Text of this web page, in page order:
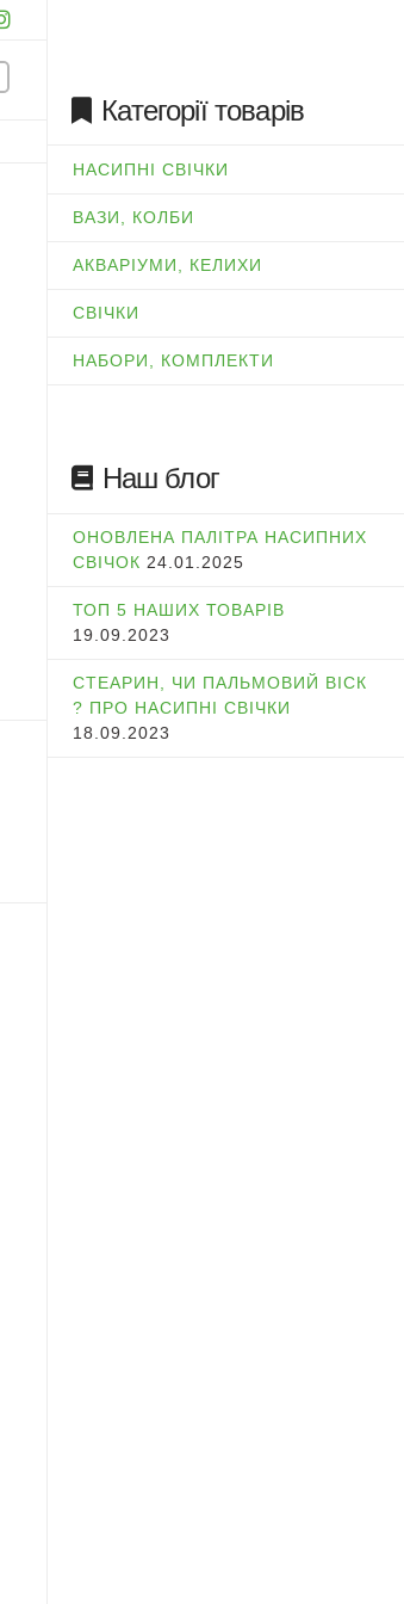
Категорії товарів
НАСИПНІ СВІЧКИ
ВАЗИ, КОЛБИ
АКВАРІУМИ, КЕЛИХИ
СВІЧКИ
НАБОРИ, КОМПЛЕКТИ
Наш блог
ОНОВЛЕНА ПАЛІТРА НАСИПНИХ
СВІЧОК 24.01.2025
ТОП 5 НАШИХ ТОВАРІВ
19.09.2023
СТЕАРИН, ЧИ ПАЛЬМОВИЙ ВІСК
? ПРО НАСИПНІ СВІЧКИ
18.09.2023